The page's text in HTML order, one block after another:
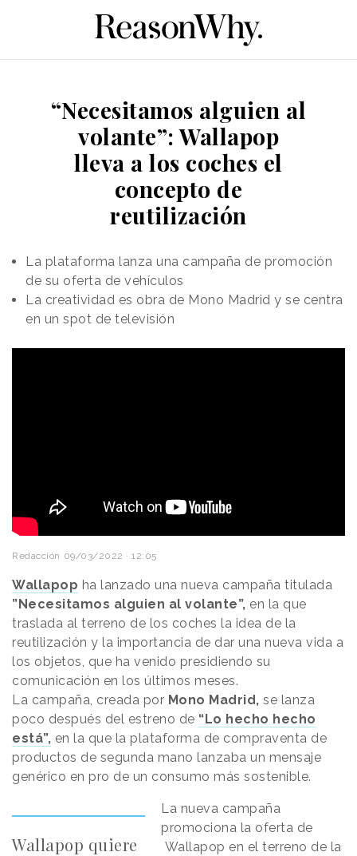
“Necesitamos alguien al
volante”: Wallapop
lleva a los coches el
concepto de
reutilización
La plataforma lanza una campaña de promoción
de su oferta de vehículos
La creatividad es obra de Mono Madrid y se centra
en un spot de televisión
Redacción 09/03/2022 · 12:05
Wallapop ha lanzado una nueva campaña titulada
”Necesitamos alguien al volante”, en la que
traslada al terreno de los coches la idea de la
reutilización y la importancia de dar una nueva vida a
los objetos, que ha venido presidiendo su
comunicación en los últimos meses.
La campaña, creada por Mono Madrid, se lanza
poco después del estreno de “Lo hecho hecho
está”, en la que la plataforma de compraventa de
productos de segunda mano lanzaba un mensaje
genérico en pro de un consumo más sostenible.
Wallapop quiere
La nueva campaña
promociona la oferta de
Wallapop en el terreno de la